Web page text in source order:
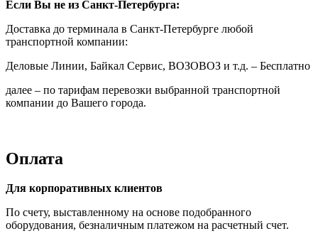
Если Вы не из Санкт-Петербурга:
Доставка до терминала в Санкт-Петербурге любой
транспортной компании:
Деловые Линии, Байкал Сервис, ВОЗОВОЗ и т.д. – Бесплатно
далее – по тарифам перевозки выбранной транспортной
компании до Вашего города.
Оплата
Для корпоративных клиентов
По счету, выставленному на основе подобранного
оборудования, безналичным платежом на расчетный счет.